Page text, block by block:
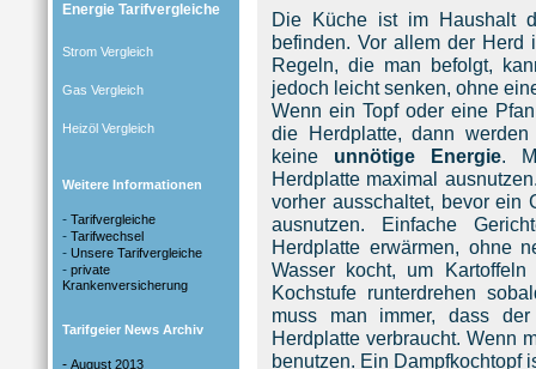
Energie Tarifvergleiche
Strom Vergleich
Gas Vergleich
Heizöl Vergleich
Weitere Informationen
- Tarifvergleiche
- Tarifwechsel
- Unsere Tarifvergleiche
- private
Krankenversicherung
Tarifgeier News Archiv
- August 2013
Die Küche ist im Haushalt
befinden. Vor allem der
Regeln, die man befolgt,
jedoch leicht senken, ohne
Wenn ein Topf oder eine
die Herdplatte, dann
keine unnötige Energie.
Herdplatte maximal
vorher ausschaltet, bevor ein
ausnutzen. Einfache
Herdplatte erwärmen, ohne
Wasser kocht, um
Kochstufe runterdrehen
muss man immer, dass
Herdplatte verbraucht. Wenn
benutzen. Ein Dampfkochtopf